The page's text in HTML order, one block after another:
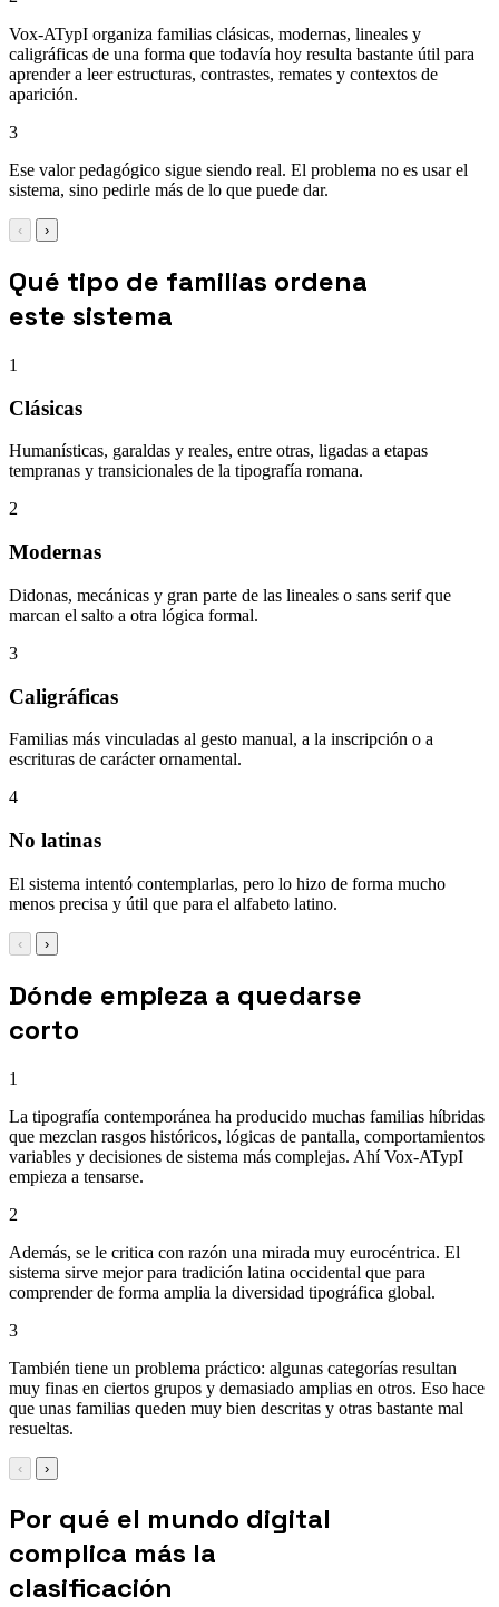
Vox-ATypI organiza familias clásicas, modernas, lineales y
caligráficas de una forma que todavía hoy resulta bastante útil para
aprender a leer estructuras, contrastes, remates y contextos de
aparición.
3
Ese valor pedagógico sigue siendo real. El problema no es usar el
sistema, sino pedirle más de lo que puede dar.
‹ ›
Qué tipo de familias ordena
este sistema
1
Clásicas
Humanísticas, garaldas y reales, entre otras, ligadas a etapas
tempranas y transicionales de la tipografía romana.
2
Modernas
Didonas, mecánicas y gran parte de las lineales o sans serif que
marcan el salto a otra lógica formal.
3
Caligráficas
Familias más vinculadas al gesto manual, a la inscripción o a
escrituras de carácter ornamental.
4
No latinas
El sistema intentó contemplarlas, pero lo hizo de forma mucho
menos precisa y útil que para el alfabeto latino.
‹ ›
Dónde empieza a quedarse
corto
1
La tipografía contemporánea ha producido muchas familias híbridas
que mezclan rasgos históricos, lógicas de pantalla, comportamientos
variables y decisiones de sistema más complejas. Ahí Vox-ATypI
empieza a tensarse.
2
Además, se le critica con razón una mirada muy eurocéntrica. El
sistema sirve mejor para tradición latina occidental que para
comprender de forma amplia la diversidad tipográfica global.
3
También tiene un problema práctico: algunas categorías resultan
muy finas en ciertos grupos y demasiado amplias en otros. Eso hace
que unas familias queden muy bien descritas y otras bastante mal
resueltas.
‹ ›
Por qué el mundo digital
complica más la
clasificación